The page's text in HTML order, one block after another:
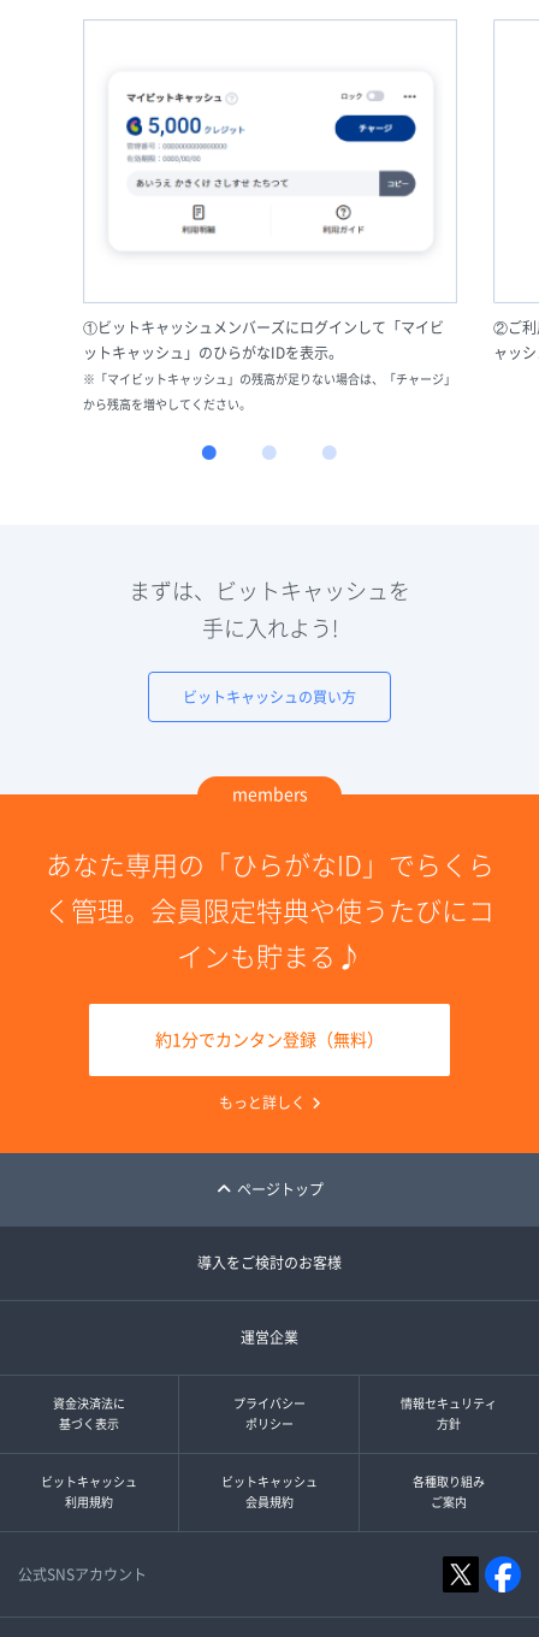
①ビットキャッシュメンバーズにログインして「マイビ
ットキャッシュ」のひらがなIDを表示。
※「マイビットキャッシュ」の残高が足りない場合は、「チャージ」
から残高を増やしてください。
②ご利
ャッ
まずは、ビットキャッシュを
手に入れよう!
ビットキャッシュの買い方
members
あなた専用の「ひらがなID」でらくら
く管理。会員限定特典や使うたびにコ
インも貯まる♪
約1分でカンタン登録（無料）
もっと詳しく
ページトップ
導入をご検討のお客様
運営企業
資金決済法に
基づく表示
プライバシー
ポリシー
情報セキュリティ
方針
ビットキャッシュ
利用規約
ビットキャッシュ
会員規約
各種取り組み
ご案内
公式SNSアカウント